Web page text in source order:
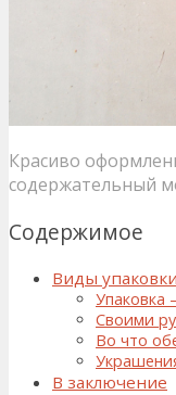
Красиво
содержательный
Содержимое
Виды упаковки
Упаковка
Своими
Во что
В заключение